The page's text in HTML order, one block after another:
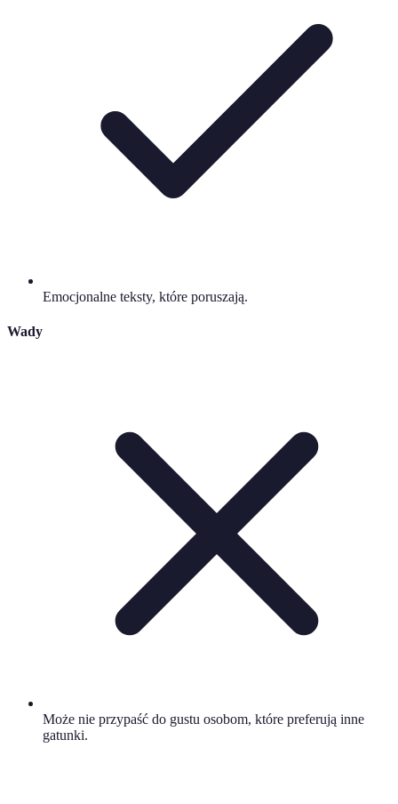
Emocjonalne teksty, które poruszają.
Wady
Może nie przypaść do gustu osobom, które preferują inne
gatunki.